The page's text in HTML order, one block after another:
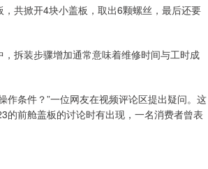
共掀开4块小盖板，取出6颗螺丝，最后还要
拆装步骤增加通常意味着维修时间与工时成
作条件？”一位网友在视频评论区提出疑问。这
的前舱盖板的讨论时有出现，一名消费者曾表